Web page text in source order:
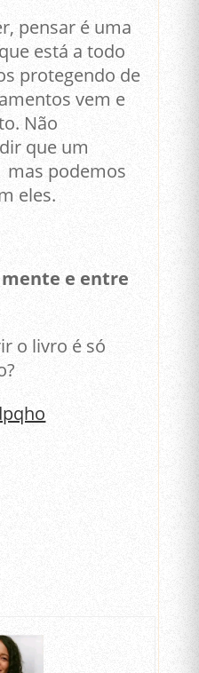
pensar é uma
está a todo
protegendo de
vem e
Não
que um
podemos
eles.
mente e entre
o livro é só